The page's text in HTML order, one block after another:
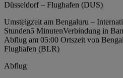
Düsseldorf – Flughafen (DUS)
Umsteigzeit am Bengaluru –
Stunden5 MinutenVerbindung in
Abflug am 05:00 Ortszeit von
Flughafen (BLR)
Abflug